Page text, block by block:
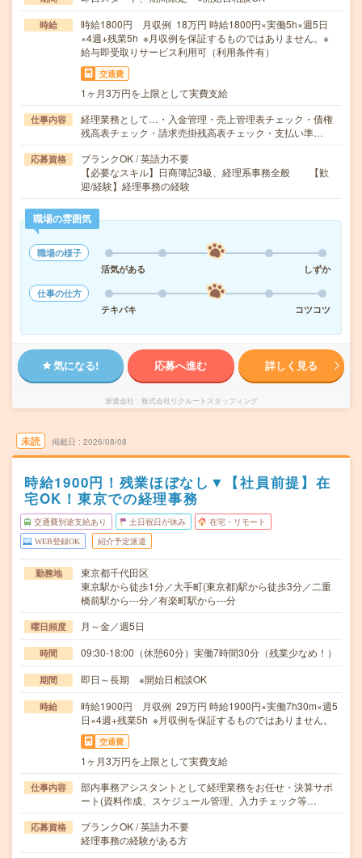
時給
時給1800円 月収例 18万円 時給1800円×実働5h×週5日
×4週+残業5h ※月収例を保証するものではありません。※
給与即受取りサービス利用可（利用条件有）
交通費
1ヶ月3万円を上限として実費支給
仕事内容
経理業務として…・入金管理・売上管理表チェック・債権
残高表チェック・請求売掛残高表チェック・支払い準…
応募資格
ブランクOK / 英語力不要
【必要なスキル】日商簿記3級、経理系事務全般 【歓
迎/経験】経理事務の経験
職場の雰囲気
職場の様子
活気がある
しずか
仕事の仕方
テキパキ
コツコツ
気になる! 応募へ進む 詳しく見る
派遣会社 株式会社リクルートスタッフィング
未読 掲載日 2026/08/08
時給1900円！残業ほぼなし▼【社員前提】在
宅OK！東京での経理事務
交通費別途支給あり 土日祝日が休み 在宅・リモート
WEB登録OK 紹介予定派遣
勤務地
東京都千代田区
東京駅から徒歩1分／大手町(東京都)駅から徒歩3分／二重
橋前駅から---分／有楽町駅から---分
曜日頻度 月～金／週5日
時間 09:30-18:00（休憩60分）実働7時間30分（残業少なめ！）
期間 即日～長期 ※開始日相談OK
時給
時給1900円 月収例 29万円 時給1900円×実働7h30m×週5
日×4週+残業5h ※月収例を保証するものではありません。
交通費
1ヶ月3万円を上限として実費支給
仕事内容
部内事務アシスタントとして経理業務をお任せ・決算サポ
ート(資料作成、スケジュール管理、入力チェック等…
応募資格
ブランクOK / 英語力不要
経理事務の経験がある方